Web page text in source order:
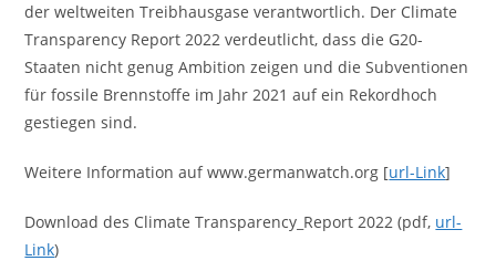
der weltweiten Treibhausgase verantwortlich. Der Climate
Transparency Report 2022 verdeutlicht, dass die G20-
Staaten nicht genug Ambition zeigen und die Subventionen
für fossile Brennstoffe im Jahr 2021 auf ein Rekordhoch
gestiegen sind.
Weitere Information auf www.germanwatch.org [url-Link]
Download des Climate Transparency_Report 2022 (pdf, url-
Link)